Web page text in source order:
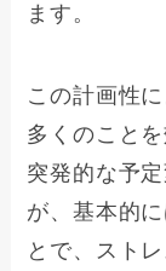
ます。
この計画性
多くのこと
突発的な予
が、基本的
とで、スト